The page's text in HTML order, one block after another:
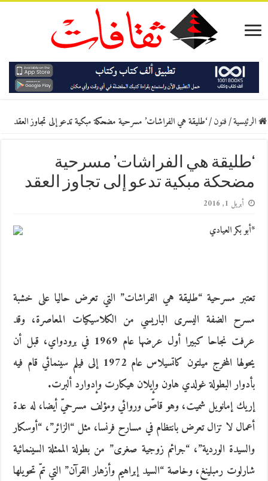
الرئيسية/فنون/‘طليقة هي الفراشات’ مسرحية مضحكة مبكية تدعو إلى تجاوز العقد
‘طليقة هي الفراشات’ مسرحية
مضحكة مبكية تدعو إلى تجاوز العقد
أبريل 1, 2016
*أبو بكر العيادي
تعتبر مسرحية “طليقة هي الفراشات” التي تعرض حاليا على خشبة
مسرح الضفة اليسرى الباريسي من الكلاسيكيات المعاصرة، وقد
عرفت نجاحا كبيرا أول عرضها عام 1969 في برودواي، قبل أن
يحولها المخرج ميلتون كاتسيلاس عام 1972 إلى فيلم سينمائي قام فيه
بأدوار البطولة غولدي هاون وإيلان هيكارت وإدوارد ألبرت.
إريك إمانويل شميت، وهو قاصّ وروائي ومؤلف مسرحيّ أيضا، له عدة
أعمال لا تزال تعرض بانتظام في مسارح فرنسا، مثل “الزائر”، “أوسكار
والسيدة الوردية”، “جرائم زوجية صغرى” من بطولة الممثلة السينمائية
شارلوت رمبلينغ، وخاصة “السيد إبراهيم وأزهار القرآن” التي تمّ تحويلها